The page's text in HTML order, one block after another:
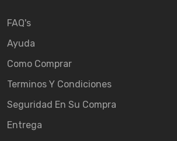
FAQ's
Ayuda
Como Comprar
Terminos Y Condiciones
Seguridad En Su Compra
Entrega